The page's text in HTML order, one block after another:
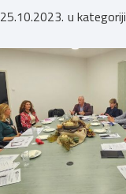
25.10.2023. u kategoriji